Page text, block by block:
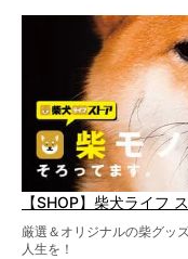
【SHOP】柴犬ライフ
厳選＆オリジナルの柴グッ
人生を！